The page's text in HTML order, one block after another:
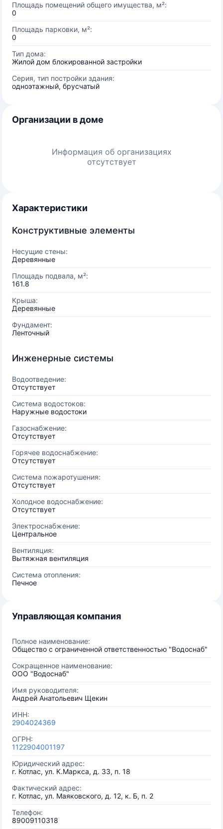
Площадь помещений общего имущества, м²:
0
Площадь парковки, м²:
0
Тип дома:
Жилой дом блокированной застройки
Серия, тип постройки здания:
одноэтажный, брусчатый
Организации в доме
Информация об организациях
отсутствует
Характеристики
Конструктивные элементы
Несущие стены:
Деревянные
Площадь подвала, м²:
161.8
Крыша:
Деревянные
Фундамент:
Ленточный
Инженерные системы
Водоотведение:
Отсутствует
Система водостоков:
Наружные водостоки
Газоснабжение:
Отсутствует
Горячее водоснабжение:
Отсутствует
Система пожаротушения:
Отсутствует
Холодное водоснабжение:
Отсутствует
Электроснабжение:
Центральное
Вентиляция:
Вытяжная вентиляция
Система отопления:
Печное
Управляющая компания
Полное наименование:
Общество с ограниченной ответственностью "Водоснаб"
Сокращенное наименование:
ООО "Водоснаб"
Имя руководителя:
Андрей Анатольевич Щекин
ИНН:
2904024369
ОГРН:
1122904001197
Юридический адрес:
г. Котлас, ул. К.Маркса, д. 33, п. 18
Фактический адрес:
г. Котлас, ул. Маяковского, д. 12, к. Б, п. 2
Телефон:
89009110318